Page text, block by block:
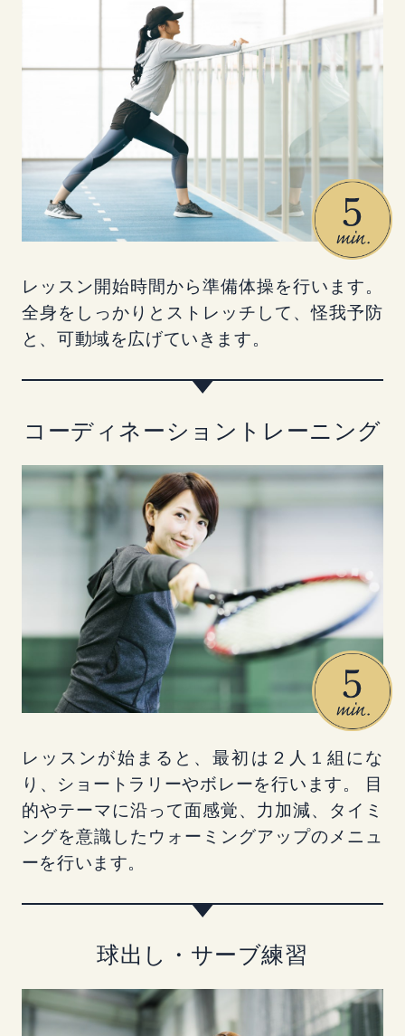
レッスン開始時間から準備体操を行います。
全身をしっかりとストレッチして、怪我予防
と、可動域を広げていきます。
コーディネーショントレーニング
レッスンが始まると、最初は２人１組にな
り、ショートラリーやボレーを行います。 目
的やテーマに沿って面感覚、力加減、タイミ
ングを意識したウォーミングアップのメニュ
ーを行います。
球出し・サーブ練習